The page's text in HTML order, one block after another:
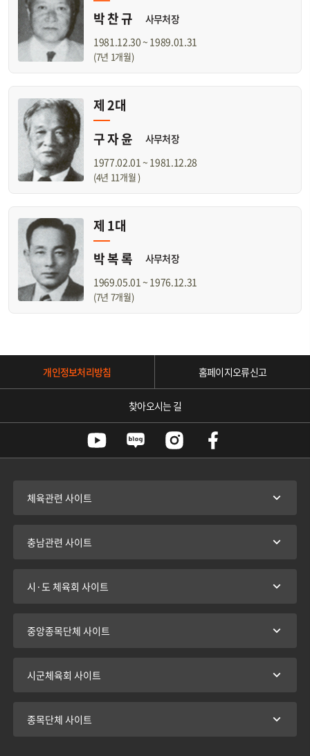
박 찬 규
사무처장
1981.12.30 ~ 1989.01.31
(7년 1개월)
제 2대
구 자 윤
사무처장
1977.02.01 ~ 1981.12.28
(4년 11개월 )
제 1대
박 복 록
사무처장
1969.05.01 ~ 1976.12.31
(7년 7개월)
개인정보처리방침 홈페이지오류신고
찾아오시는 길
체육관련 사이트
충남관련 사이트
시·도 체육회 사이트
중앙종목단체 사이트
시군체육회 사이트
종목단체 사이트